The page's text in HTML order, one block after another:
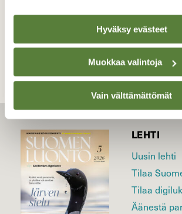
Hyväksy evästeet
Muokkaa valintoja
Vain välttämättömät
TAKAISIN LISTAAN
LEHTI
Uusin lehti
Tilaa
Tilaa
Äänestä